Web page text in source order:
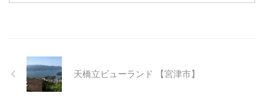
天橋立ビューランド 【宮津市】